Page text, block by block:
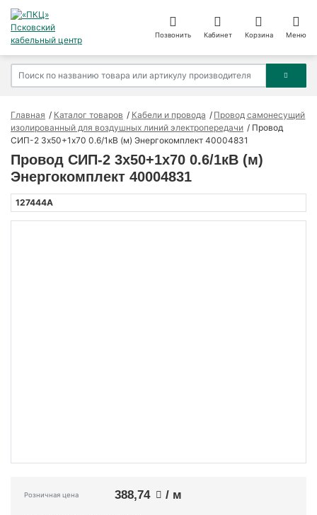
Позвонить Кабинет Корзина Меню
Главная Каталог товаров Кабели и провода
Провод самонесущий
изолированный для воздушных линий электропередачи
Провод
СИП-2 3х50+1х70 0.6/1кВ (м) Энергокомплект 40004831
Провод СИП-2 3х50+1х70 0.6/1кВ (м)
Энергокомплект 40004831
127444А
Розничная цена 388,74 / м